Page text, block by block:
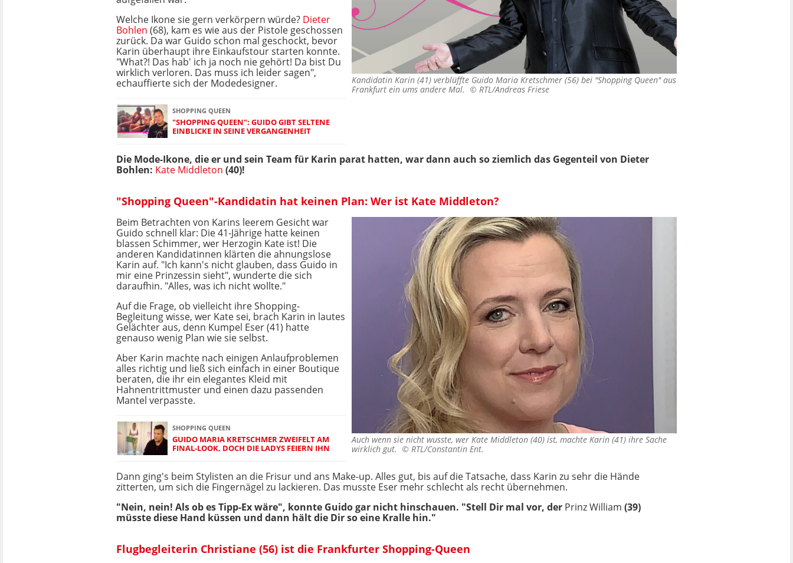
Kandidatin Karin (41) verblüffte Guido Maria Kretschmer (56) bei "Shopping Queen" aus
Frankfurt ein ums andere Mal. © RTL/Andreas Friese
Welche Ikone sie gern verkörpern würde? Dieter
Bohlen (68), kam es wie aus der Pistole geschossen
zurück. Da war Guido schon mal geschockt, bevor
Karin überhaupt ihre Einkaufstour starten konnte.
"What?! Das hab' ich ja noch nie gehört! Da bist Du
wirklich verloren. Das muss ich leider sagen",
echauffierte sich der Modedesigner.
SHOPPING QUEEN
"SHOPPING QUEEN": GUIDO GIBT SELTENE
EINBLICKE IN SEINE VERGANGENHEIT
Die Mode-Ikone, die er und sein Team für Karin parat hatten, war dann auch so ziemlich das Gegenteil von Dieter
Bohlen: Kate Middleton (40)!
"Shopping Queen"-Kandidatin hat keinen Plan: Wer ist Kate Middleton?
Auch wenn sie nicht wusste, wer Kate Middleton (40) ist, machte Karin (41) ihre Sache
wirklich gut. © RTL/Constantin Ent.
Beim Betrachten von Karins leerem Gesicht war
Guido schnell klar: Die 41-Jährige hatte keinen
blassen Schimmer, wer Herzogin Kate ist! Die
anderen Kandidatinnen klärten die ahnungslose
Karin auf. "Ich kann's nicht glauben, dass Guido in
mir eine Prinzessin sieht", wunderte die sich
daraufhin. "Alles, was ich nicht wollte."
Auf die Frage, ob vielleicht ihre Shopping-
Begleitung wisse, wer Kate sei, brach Karin in lautes
Gelächter aus, denn Kumpel Eser (41) hatte
genauso wenig Plan wie sie selbst.
Aber Karin machte nach einigen Anlaufproblemen
alles richtig und ließ sich einfach in einer Boutique
beraten, die ihr ein elegantes Kleid mit
Hahnentrittmuster und einen dazu passenden
Mantel verpasste.
SHOPPING QUEEN
GUIDO MARIA KRETSCHMER ZWEIFELT AM
FINAL-LOOK, DOCH DIE LADYS FEIERN IHN
Dann ging's beim Stylisten an die Frisur und ans Make-up. Alles gut, bis auf die Tatsache, dass Karin zu sehr die Hände
zitterten, um sich die Fingernägel zu lackieren. Das musste Eser mehr schlecht als recht übernehmen.
"Nein, nein! Als ob es Tipp-Ex wäre", konnte Guido gar nicht hinschauen. "Stell Dir mal vor, der Prinz William (39)
müsste diese Hand küssen und dann hält die Dir so eine Kralle hin."
Flugbegleiterin Christiane (56) ist die Frankfurter Shopping-Queen